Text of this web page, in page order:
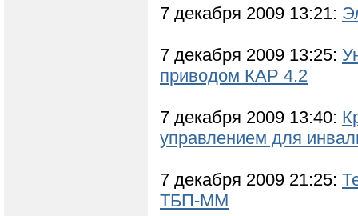
7 декабря 2009 13:21:
7 декабря 2009 13:25:
приводом КАР 4.2
7 декабря 2009 13:40:
управлением для
7 декабря 2009 21:25:
ТБП-ММ